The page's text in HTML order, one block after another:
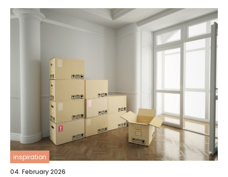
inspiration
04. February 2026